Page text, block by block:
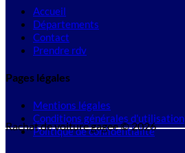
Accueil
Départements
Contact
Prendre rdv
Pages légales
Mentions légales
Conditions générales d'utilisation
Politique de confidentialité
Rachat de voiture gagee © 2026